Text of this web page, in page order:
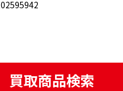
買取商品検索